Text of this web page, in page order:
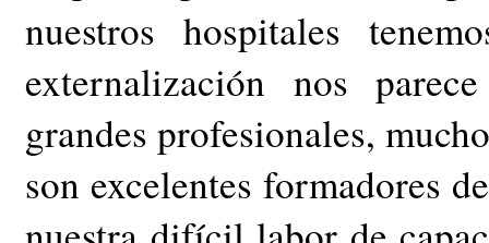
nuestros hospitales
externalización nos
grandes profesionales,
son excelentes formadores